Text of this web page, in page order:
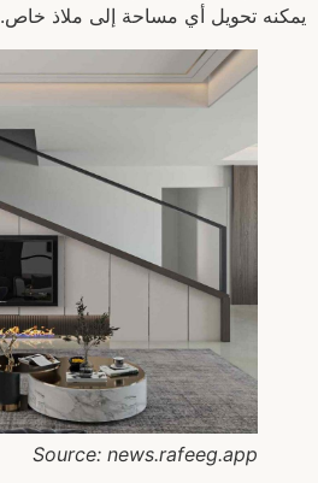
يمكنه تحويل أي مساحة إلى ملاذ خاص.
Source: news.rafeeg.app